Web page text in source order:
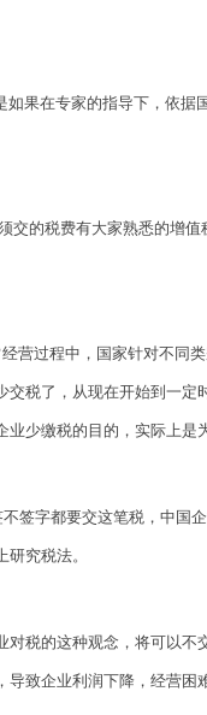
果在专家的指导下，依
的税费有大家熟悉的增
营过程中，国家针对不同
税了，从现在开始到一
少缴税的目的，实际上是
签字都要交这笔税，中国
究税法。
税的这种观念，将可以
致企业利润下降，经营困